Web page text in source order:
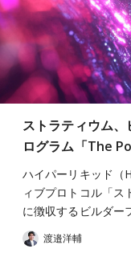
ストラティウム
ログラム「The
ハイパーリキッド（
ィブプロトコル「
に徴収するビルダー
渡邉洋輔